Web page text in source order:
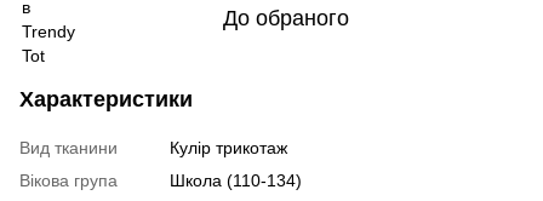
До обраного
Характеристики
Вид тканини
Кулір трикотаж
Вікова група
Школа (110-134)